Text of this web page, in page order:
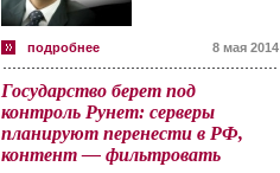
подробнее 8 мая 2014
Государство берет под
контроль Рунет: серверы
планируют перенести в РФ,
контент — фильтровать